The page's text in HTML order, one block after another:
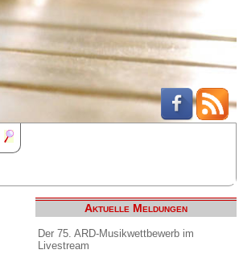
Aktuelle Meldungen
Der 75. ARD-Musikwettbewerb im
Livestream